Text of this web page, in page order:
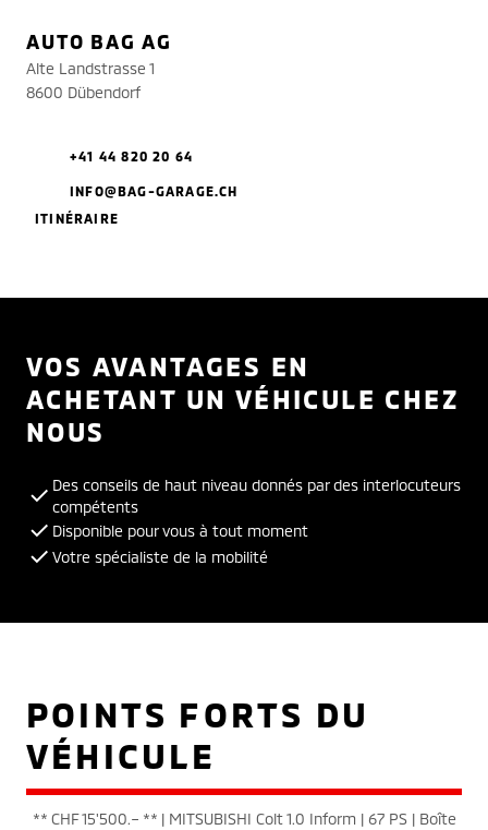
AUTO BAG AG
Alte Landstrasse 1
8600 Dübendorf
+41 44 820 20 64
INFO@BAG-GARAGE.CH
ITINÉRAIRE
VOS AVANTAGES EN
ACHETANT UN VÉHICULE CHEZ
NOUS
Des conseils de haut niveau donnés par des interlocuteurs
compétents
Disponible pour vous à tout moment
Votre spécialiste de la mobilité
POINTS FORTS DU
VÉHICULE
** CHF 15'500.– ** | MITSUBISHI Colt 1.0 Inform | 67 PS | Boîte